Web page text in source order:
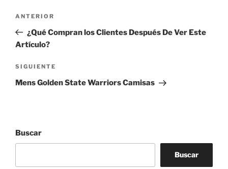
entradas
Entrada
anterior:
ANTERIOR
¿Qué Compran los Clientes Después De Ver Este
Artículo?
Siguiente
entrada
SIGUIENTE
Mens Golden State Warriors Camisas
Buscar
Buscar